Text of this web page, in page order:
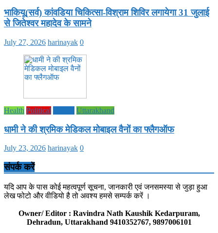
भाकियू(सर्व) कांवडिया चिकित्सा-विश्राम शिविर लगायेगा 31 जुलाई
से जितेश्वर महादेव के सामने
July 27, 2026 harinayak 0
Health Political Uttarakhand
धामी ने की श्रमिक मेडिकल मोबाइल वैनों का फ्लैगऑफ
July 23, 2026 harinayak 0
संपर्क करें
यदि आप के पास कोई महत्वपूर्ण सूचना, जानकारी एवं जनसमस्या से जुड़ा हुआ
लेख फोटो और वीडियो है तो अवश्य हमसे सम्पर्क करें ।
Owner/ Editor : Ravindra Nath Kaushik Kedarpuram,
Dehradun, Uttarakhand 9410352767, 9897006101